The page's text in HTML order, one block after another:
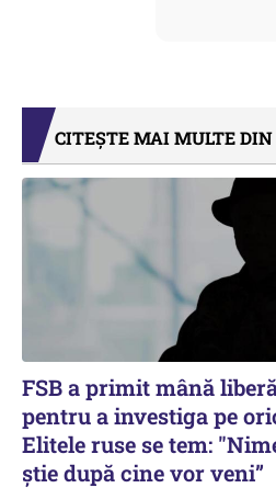
CITEȘTE MAI MULTE
FSB a primit mână
pentru a investiga pe
Elitele ruse se tem:
știe după cine vor veni”